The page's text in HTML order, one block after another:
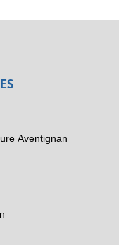
Aventignan